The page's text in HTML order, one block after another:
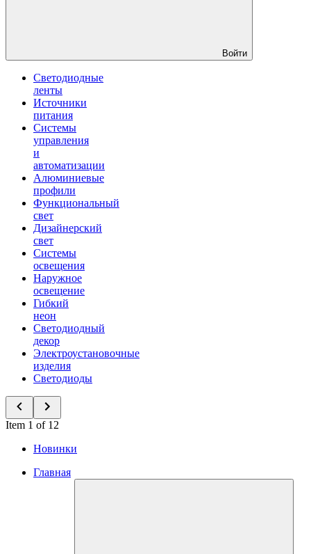
Войти
Светодиодные
ленты
Источники
питания
Системы
управления
и
автоматизации
Алюминиевые
профили
Функциональный
свет
Дизайнерский
свет
Системы
освещения
Наружное
освещение
Гибкий
неон
Светодиодный
декор
Электроустановочные
изделия
Светодиоды
Item 1 of 12
Новинки
Главная